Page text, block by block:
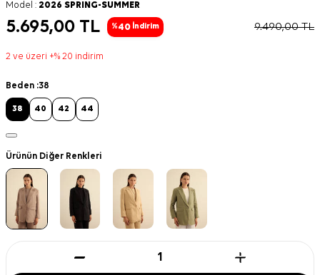
Model : 2026 SPRING-SUMMER
5.695,00 TL %40 İndirim 9.490,00TL
2 ve üzeri +% 20 indirim
Beden :38
38 40 42 44
Ürünün Diğer Renkleri